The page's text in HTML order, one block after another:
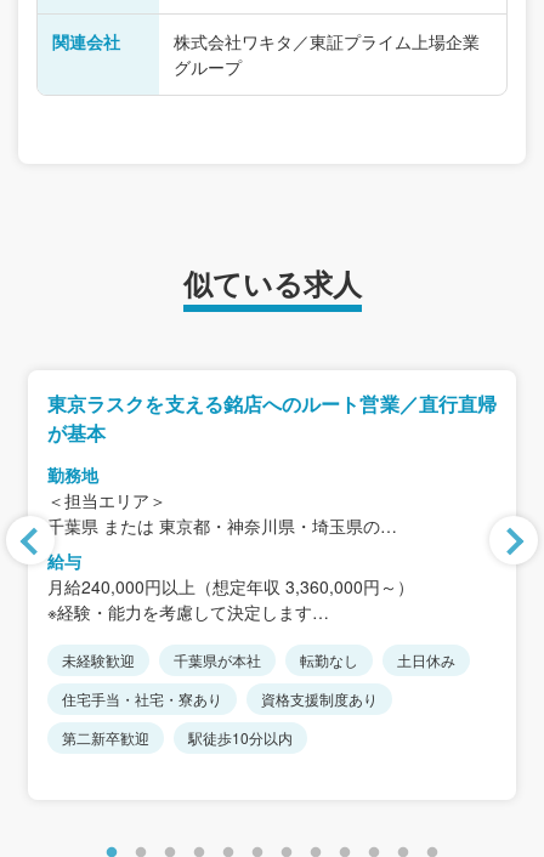
関連会社
株式会社ワキタ／東証プライム上場企業
グループ
似ている求人
東京ラスクを支える銘店へのルート営業／直行直帰
が基本
勤務地
＜担当エリア＞
千葉県 または 東京都・神奈川県・埼玉県の
イオン・イトーヨーカドー・百貨店など
本社：千葉県松戸市下矢切141-1（矢切駅 徒歩1分）
※直行直帰が基本
※本社出勤は週1〜2日程度
給与
月給240,000円以上（想定年収 3,360,000円～）
※経験・能力を考慮して決定します
※短時間正社員からエリア限定総合職や総合職への転換も
可能です。
未経験歓迎 千葉県が本社 転勤なし
土日休み
住宅手当・社宅・寮あり
資格支援制度あり
第二新卒歓迎
駅徒歩10分以内